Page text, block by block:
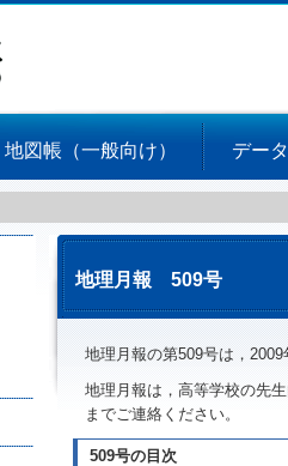
地図帳（一般向け） デー
地理月報 509号
地理月報の第509号は，
地理月報は，高等学校の先
までご連絡ください。
509号の目次